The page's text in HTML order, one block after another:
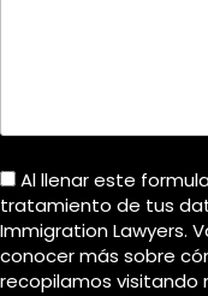
Al llenar este
tratamiento de tus
Immigration Lawyers.
conocer más sobre
recopilamos visitando